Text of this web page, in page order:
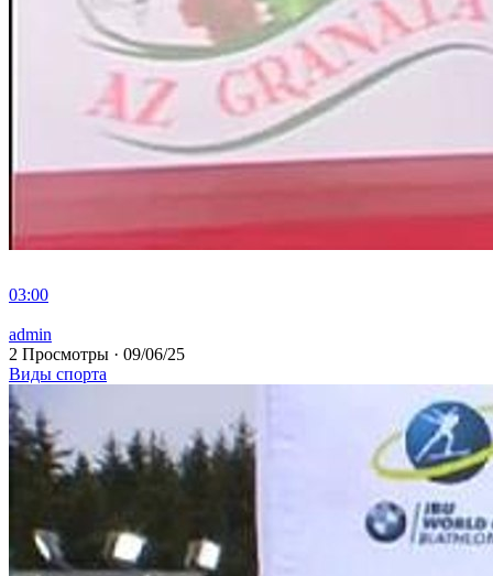
03:00
admin
2 Просмотры · 09/06/25
Виды спорта